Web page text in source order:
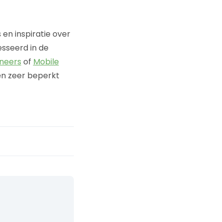
en inspiratie over
in de
of Mobile
zeer beperkt